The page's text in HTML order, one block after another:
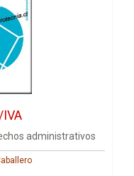
administrativos